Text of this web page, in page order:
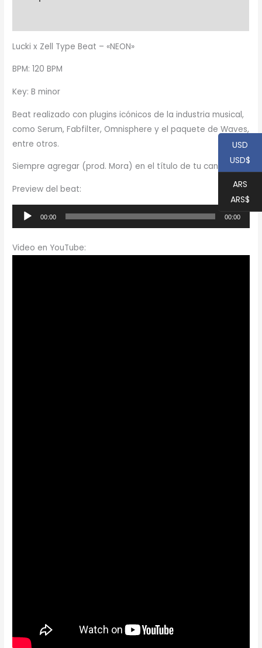
Lucki x Zell Type Beat – «NEON»
BPM: 120 BPM
Key: B minor
Beat realizado con plugins icónicos de la industria musical,
como Serum, Fabfilter, Omnisphere y el paquete de Waves,
entre otros.
Siempre agregar (prod. Mora) en el título de tu canción
Preview del beat:
Reproductor
de
00:00 00:00
Video en YouTube:
USD
USD$
ARS
ARS$